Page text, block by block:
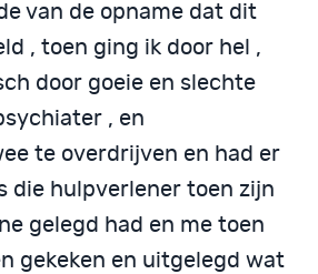
van de opname dat dit
, toen ging ik door hel ,
door goeie en slechte
, en
te overdrijven en had er
die hulpverlener toen zijn
gelegd had en me toen
gekeken en uitgelegd wat